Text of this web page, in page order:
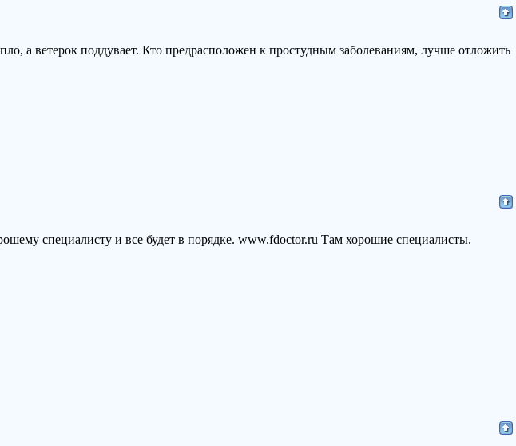
а ветерок поддувает. Кто предрасположен к простудным заболеваниям, лучше отложить
специалисту и все будет в порядке. www.fdoctor.ru Там хорошие специалисты.